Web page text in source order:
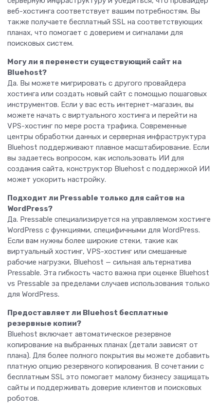
веб-хостинга соответствует вашим потребностям. Вы
также получаете бесплатный SSL на соответствующих
планах, что помогает с доверием и сигналами для
поисковых систем.
Могу ли я перенести существующий сайт на
Bluehost?
Да. Вы можете мигрировать с другого провайдера
хостинга или создать новый сайт с помощью пошаговых
инструментов. Если у вас есть интернет-магазин, вы
можете начать с виртуального хостинга и перейти на
VPS-хостинг по мере роста трафика. Современные
центры обработки данных и серверная инфраструктура
Bluehost поддерживают плавное масштабирование. Если
вы задаетесь вопросом, как использовать ИИ для
создания сайта, конструктор Bluehost с поддержкой ИИ
может ускорить настройку.
Подходит ли Pressable только для сайтов на
WordPress?
Да. Pressable специализируется на управляемом хостинге
WordPress с функциями, специфичными для WordPress.
Если вам нужны более широкие стеки, такие как
виртуальный хостинг, VPS-хостинг или смешанные
рабочие нагрузки, Bluehost — сильная альтернатива
Pressable. Эта гибкость часто важна при оценке Bluehost
vs Pressable за пределами случаев использования только
для WordPress.
Предоставляет ли Bluehost бесплатные
резервные копии?
Bluehost включает автоматическое резервное
копирование на выбранных планах (детали зависят от
плана). Для более полного покрытия вы можете добавить
платную опцию резервного копирования. В сочетании с
бесплатным SSL это помогает малому бизнесу защищать
сайты и поддерживать доверие клиентов и поисковых
роботов.